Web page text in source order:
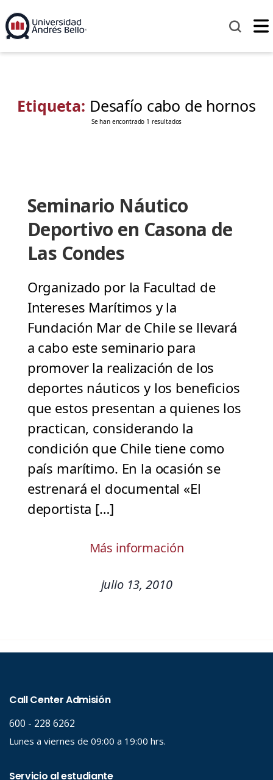
Etiqueta: Desafío cabo de hornos
Se han encontrado 1 resultados
Seminario Náutico
Deportivo en Casona de
Las Condes
Organizado por la Facultad de
Intereses Marítimos y la
Fundación Mar de Chile se llevará
a cabo este seminario para
promover la realización de los
deportes náuticos y los beneficios
que estos presentan a quienes los
practican, considerando la
condición que Chile tiene como
país marítimo. En la ocasión se
estrenará el documental «El
deportista […]
Más información
julio 13, 2010